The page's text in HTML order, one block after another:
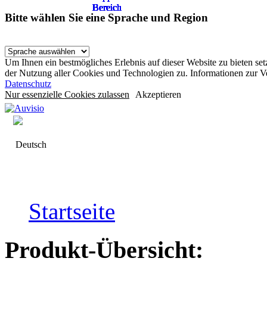
Bitte wählen Sie eine Sprache und Region
Um Ihnen ein bestmögliches Erlebnis auf dieser Website zu bieten
der Nutzung aller Cookies und Technologien zu. Informationen zur
Datenschutz
Nur essenzielle Cookies zulassen Akzeptieren
Deutsch
Startseite
Produkt-Übersicht:
Bereich
Bereich
Bereich
Bereich
Bereich
Bereich
Bereich
Bereich
Bereich
Bereich
Bereich
Bereich
Bereich
Bereich
Bereich
Bereich